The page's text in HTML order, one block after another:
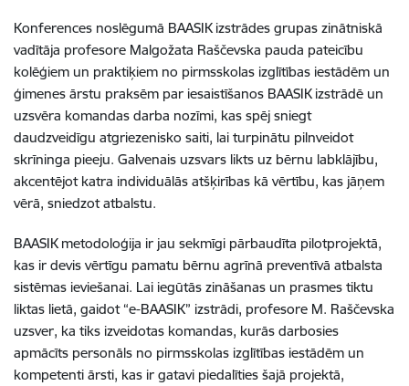
Konferences noslēgumā BAASIK izstrādes grupas zinātniskā
vadītāja profesore Malgožata Raščevska pauda pateicību
kolēģiem un praktiķiem no pirmsskolas izglītības iestādēm un
ģimenes ārstu praksēm par iesaistīšanos BAASIK izstrādē un
uzsvēra komandas darba nozīmi, kas spēj sniegt
daudzveidīgu atgriezenisko saiti, lai turpinātu pilnveidot
skrīninga pieeju. Galvenais uzsvars likts uz bērnu labklājību,
akcentējot katra individuālās atšķirības kā vērtību, kas jāņem
vērā, sniedzot atbalstu.
BAASIK metodoloģija ir jau sekmīgi pārbaudīta pilotprojektā,
kas ir devis vērtīgu pamatu bērnu agrīnā preventīvā atbalsta
sistēmas ieviešanai. Lai iegūtās zināšanas un prasmes tiktu
liktas lietā, gaidot “e-BAASIK” izstrādi, profesore M. Raščevska
uzsver, ka tiks izveidotas komandas, kurās darbosies
apmācīts personāls no pirmsskolas izglītības iestādēm un
kompetenti ārsti, kas ir gatavi piedalīties šajā projektā,